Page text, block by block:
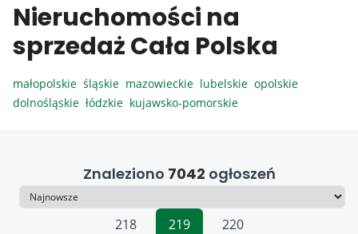
Nieruchomości na
sprzedaż Cała Polska
małopolskie śląskie mazowieckie lubelskie opolskie
dolnośląskie łódzkie kujawsko-pomorskie
Znaleziono 7042 ogłoszeń
Sortowanie
218
219 220